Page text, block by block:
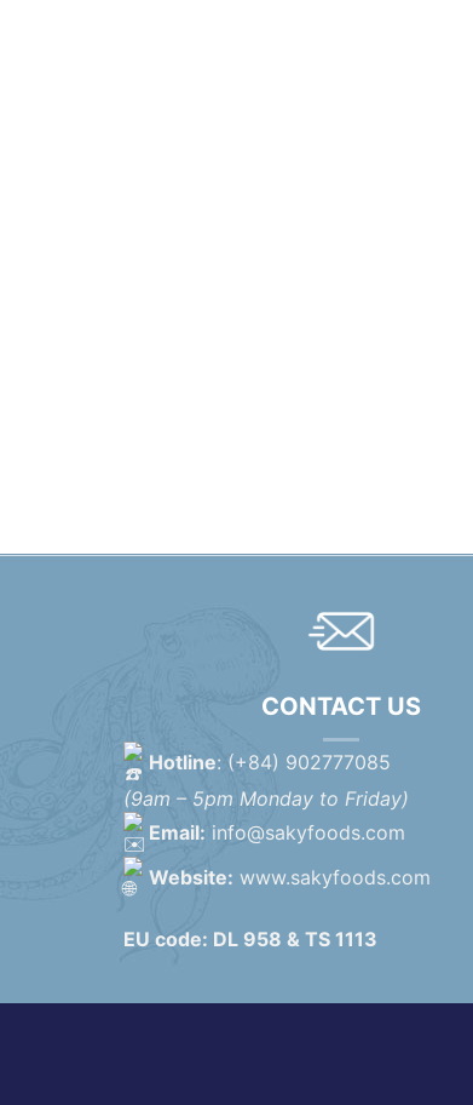
CONTACT US
Hotline: (+84) 902777085
(9am – 5pm Monday to Friday)
Email: info@sakyfoods.com
Website: www.sakyfoods.com
EU code: DL 958 & TS 1113